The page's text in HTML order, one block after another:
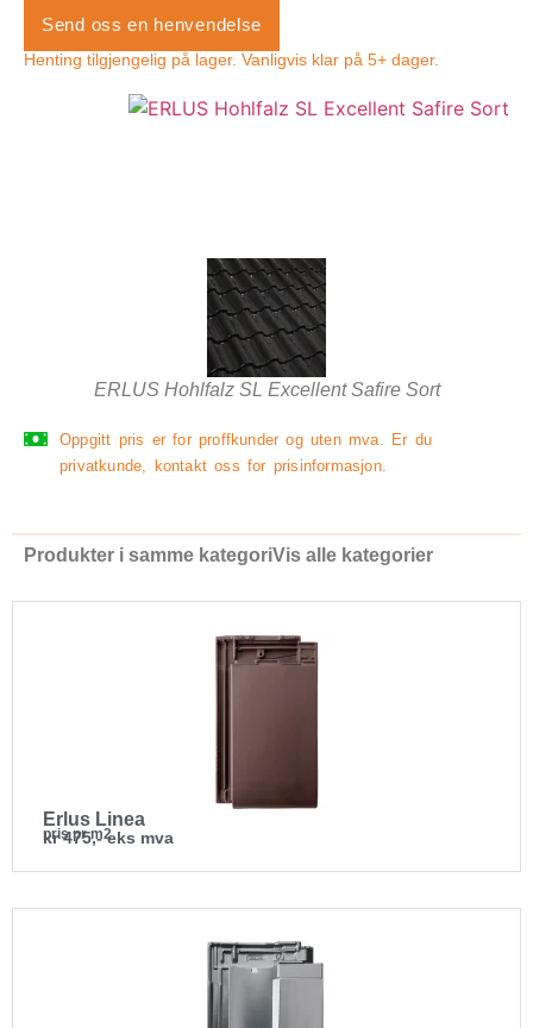
Send oss en henvendelse
Henting tilgjengelig på lager. Vanligvis klar på 5+ dager.
ERLUS Hohlfalz SL Excellent Safire Sort
Oppgitt pris er for proffkunder og uten mva. Er du
privatkunde, kontakt oss for prisinformasjon.
Produkter i samme kategoriVis alle kategorier
Erlus Linea
kr 475,- eks mva
pris pr m2